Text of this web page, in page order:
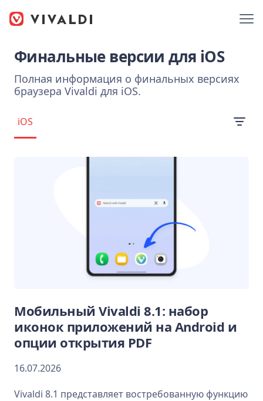
Финальные версии для iOS
Полная информация о финальных версиях
браузера Vivaldi для iOS.
iOS
Мобильный Vivaldi 8.1: набор
иконок приложений на Android и
опции открытия PDF
16.07.2026
Vivaldi 8.1 представляет востребованную функцию